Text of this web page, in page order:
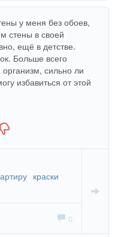
у меня без обоев,
стены в своей
ещё в детстве.
Больше всего
сильно ли
избавиться от этой
краски
0